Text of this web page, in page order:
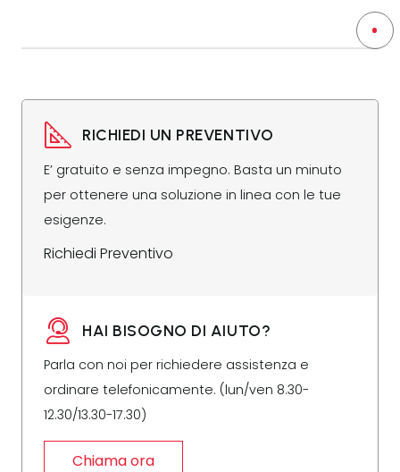
RICHIEDI UN PREVENTIVO
E’ gratuito e senza impegno. Basta un minuto
per ottenere una soluzione in linea con le tue
esigenze.
Richiedi Preventivo
HAI BISOGNO DI AIUTO?
Parla con noi per richiedere assistenza e
ordinare telefonicamente. (lun/ven 8.30-
12.30/13.30-17.30)
Chiama ora